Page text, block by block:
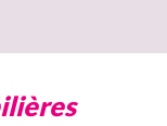
30,63 %